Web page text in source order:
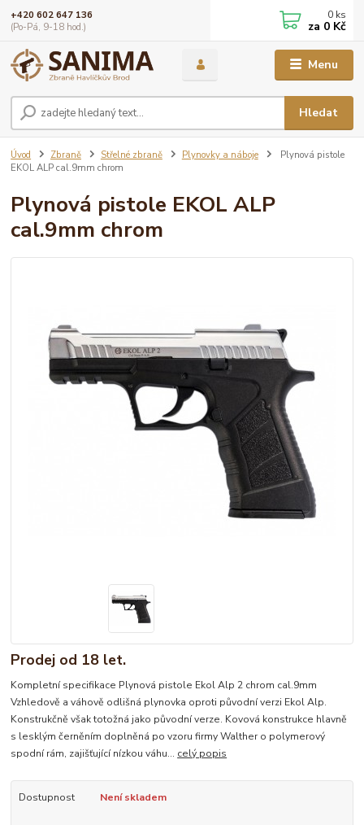
Menu
Hledat
+420 602 647 136
(Po-Pá, 9-18 hod.)
0 ks
za 0 Kč
Úvod Zbraně Střelné zbraně Plynovky a náboje
Plynová pistole
EKOL ALP cal.9mm chrom
Plynová pistole EKOL ALP
cal.9mm chrom
Prodej od 18 let.
Kompletní specifikace Plynová pistole Ekol Alp 2 chrom cal.9mm
Vzhledově a váhově odlišná plynovka oproti původní verzi Ekol Alp.
Konstrukčně však totožná jako původní verze. Kovová konstrukce hlavně
s lesklým černěním doplněná po vzoru firmy Walther o polymerový
spodní rám, zajišťující nízkou váhu... celý popis
Dostupnost Není skladem